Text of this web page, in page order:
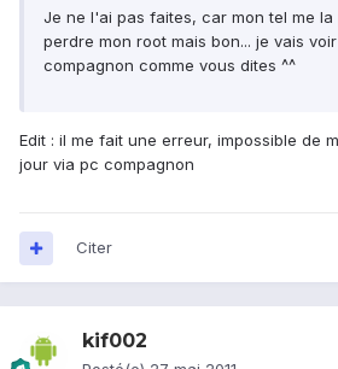
Je ne l'ai pas faites, car mon tel me
perdre mon root mais bon... je vais
compagnon comme vous dites ^^
Edit : il me fait une erreur, impossible de
jour via pc compagnon
Citer
kif002